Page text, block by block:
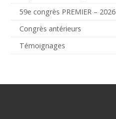
59e congrès PREMIER – 2026
Congrès antérieurs
Témoignages